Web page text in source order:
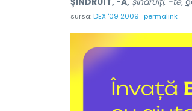
sursa:DEX '09 2009 permalink